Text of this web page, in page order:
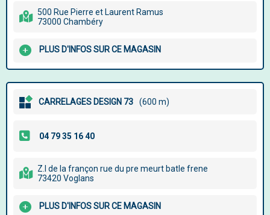
500 Rue Pierre et Laurent Ramus
73000 Chambéry
PLUS D'INFOS SUR CE MAGASIN
CARRELAGES DESIGN 73 (600 m)
Z.I de la françon rue du pre meurt batle frene
73420 Voglans
PLUS D'INFOS SUR CE MAGASIN